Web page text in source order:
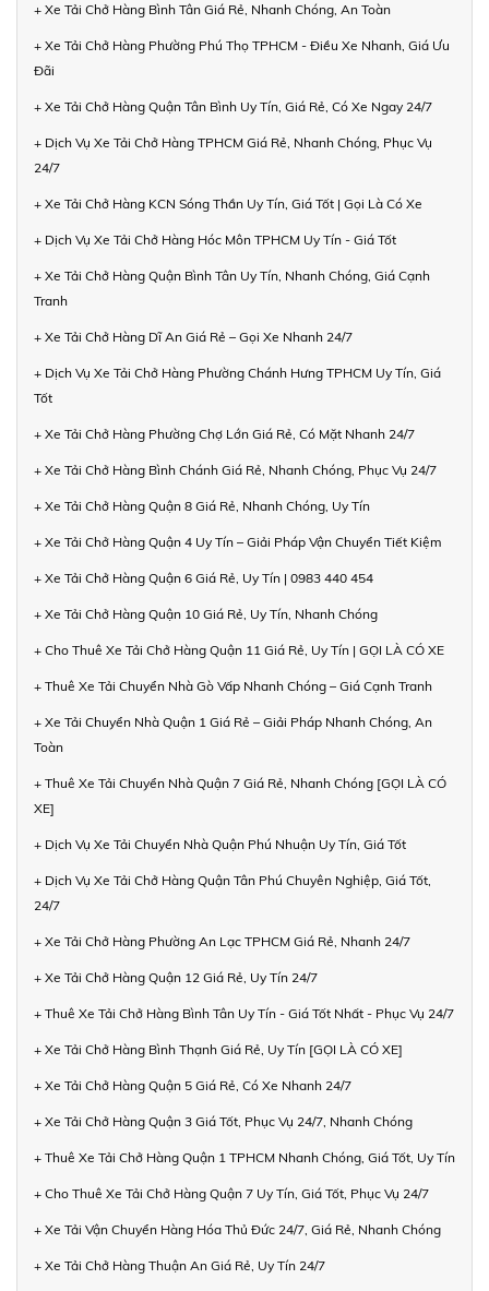
+ Xe Tải Chở Hàng Bình Tân Giá Rẻ, Nhanh Chóng, An Toàn
+ Xe Tải Chở Hàng Phường Phú Thọ TPHCM - Điều Xe Nhanh, Giá Ưu
Đãi
+ Xe Tải Chở Hàng Quận Tân Bình Uy Tín, Giá Rẻ, Có Xe Ngay 24/7
+ Dịch Vụ Xe Tải Chở Hàng TPHCM Giá Rẻ, Nhanh Chóng, Phục Vụ
24/7
+ Xe Tải Chở Hàng KCN Sóng Thần Uy Tín, Giá Tốt | Gọi Là Có Xe
+ Dịch Vụ Xe Tải Chở Hàng Hóc Môn TPHCM Uy Tín - Giá Tốt
+ Xe Tải Chở Hàng Quận Bình Tân Uy Tín, Nhanh Chóng, Giá Cạnh
Tranh
+ Xe Tải Chở Hàng Dĩ An Giá Rẻ – Gọi Xe Nhanh 24/7
+ Dịch Vụ Xe Tải Chở Hàng Phường Chánh Hưng TPHCM Uy Tín, Giá
Tốt
+ Xe Tải Chở Hàng Phường Chợ Lớn Giá Rẻ, Có Mặt Nhanh 24/7
+ Xe Tải Chở Hàng Bình Chánh Giá Rẻ, Nhanh Chóng, Phục Vụ 24/7
+ Xe Tải Chở Hàng Quận 8 Giá Rẻ, Nhanh Chóng, Uy Tín
+ Xe Tải Chở Hàng Quận 4 Uy Tín – Giải Pháp Vận Chuyển Tiết Kiệm
+ Xe Tải Chở Hàng Quận 6 Giá Rẻ, Uy Tín | 0983 440 454
+ Xe Tải Chở Hàng Quận 10 Giá Rẻ, Uy Tín, Nhanh Chóng
+ Cho Thuê Xe Tải Chở Hàng Quận 11 Giá Rẻ, Uy Tín | GỌI LÀ CÓ XE
+ Thuê Xe Tải Chuyển Nhà Gò Vấp Nhanh Chóng – Giá Cạnh Tranh
+ Xe Tải Chuyển Nhà Quận 1 Giá Rẻ – Giải Pháp Nhanh Chóng, An
Toàn
+ Thuê Xe Tải Chuyển Nhà Quận 7 Giá Rẻ, Nhanh Chóng [GỌI LÀ CÓ
XE]
+ Dịch Vụ Xe Tải Chuyển Nhà Quận Phú Nhuận Uy Tín, Giá Tốt
+ Dịch Vụ Xe Tải Chở Hàng Quận Tân Phú Chuyên Nghiệp, Giá Tốt,
24/7
+ Xe Tải Chở Hàng Phường An Lạc TPHCM Giá Rẻ, Nhanh 24/7
+ Xe Tải Chở Hàng Quận 12 Giá Rẻ, Uy Tín 24/7
+ Thuê Xe Tải Chở Hàng Bình Tân Uy Tín - Giá Tốt Nhất - Phục Vụ 24/7
+ Xe Tải Chở Hàng Bình Thạnh Giá Rẻ, Uy Tín [GỌI LÀ CÓ XE]
+ Xe Tải Chở Hàng Quận 5 Giá Rẻ, Có Xe Nhanh 24/7
+ Xe Tải Chở Hàng Quận 3 Giá Tốt, Phục Vụ 24/7, Nhanh Chóng
+ Thuê Xe Tải Chở Hàng Quận 1 TPHCM Nhanh Chóng, Giá Tốt, Uy Tín
+ Cho Thuê Xe Tải Chở Hàng Quận 7 Uy Tín, Giá Tốt, Phục Vụ 24/7
+ Xe Tải Vận Chuyển Hàng Hóa Thủ Đức 24/7, Giá Rẻ, Nhanh Chóng
+ Xe Tải Chở Hàng Thuận An Giá Rẻ, Uy Tín 24/7